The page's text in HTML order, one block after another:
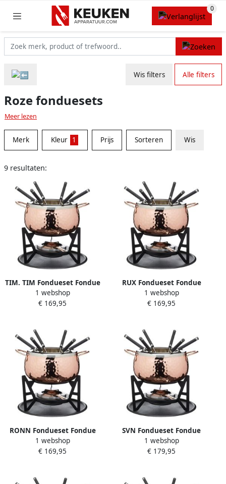
Wis filters Alle filters
Roze fonduesets
Meer lezen
Merk Kleur 1 Prijs Sorteren Wis
9 resultaten:
TIM. TIM Fondueset Fondue
Fondueset elektrisch Roze
‎32cm x 32cm x 22cm
1 webshop
€ 169,95
RUX Fondueset Fondue
Fondueset elektrisch Roze
‎32cm x 32cm x 22cm
1 webshop
€ 169,95
RONN Fondueset Fondue
Fondueset elektrisch Roze
‎32 x 32 x 22 cm; 400 g
1 webshop
€ 169,95
SVN Fondueset Fondue
Fondueset elektrisch Roze
‎32 x 32 x 22 cm; 400 g
1 webshop
€ 179,95